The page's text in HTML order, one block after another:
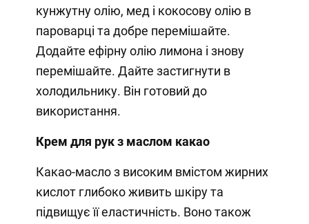
кунжутну олію, мед і кокосову олію в
пароварці та добре перемішайте.
Додайте ефірну олію лимона і знову
перемішайте. Дайте застигнути в
холодильнику. Він готовий до
використання.
Крем для рук з маслом какао
Какао-масло з високим вмістом жирних
кислот глибоко живить шкіру та
підвищує її еластичність. Воно також